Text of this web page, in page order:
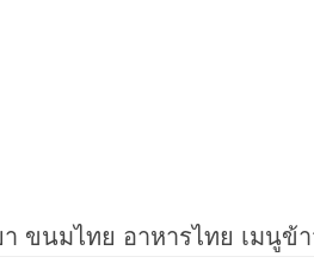
ขนมไทย อาหารไทย เมนูข้